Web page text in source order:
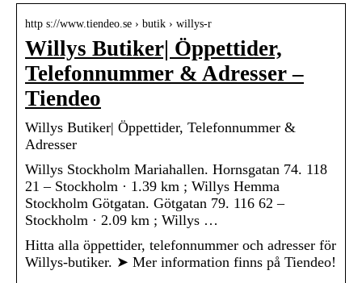
http s://www.tiendeo.se › butik › willys-r
Willys Butiker| Öppettider,
Telefonnummer & Adresser –
Tiendeo
Willys Butiker| Öppettider, Telefonnummer &
Adresser
Willys Stockholm Mariahallen. Hornsgatan 74. 118
21 – Stockholm · 1.39 km ; Willys Hemma
Stockholm Götgatan. Götgatan 79. 116 62 –
Stockholm · 2.09 km ; Willys …
Hitta alla öppettider, telefonnummer och adresser för
Willys-butiker. ➤ Mer information finns på Tiendeo!